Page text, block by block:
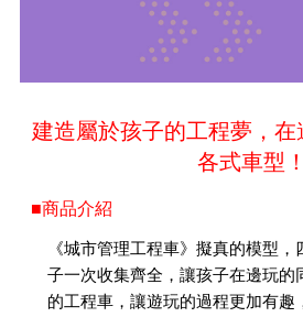
建造屬於孩子的工程夢，
各式車型！
■商品介紹
《城市管理工程車》擬真的模型
子一次收集齊全，讓孩子在邊玩的
的工程車，讓遊玩的過程更加有趣